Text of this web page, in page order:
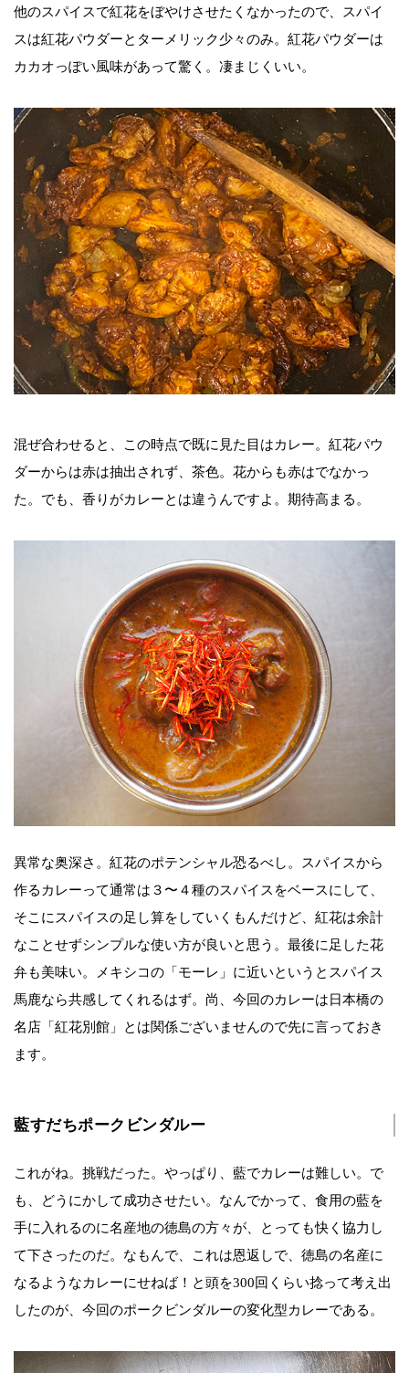
他のスパイスで紅花をぼやけさせたくなかったので、スパイ
スは紅花パウダーとターメリック少々のみ。紅花パウダーは
カカオっぽい風味があって驚く。凄まじくいい。
混ぜ合わせると、この時点で既に見た目はカレー。紅花パウ
ダーからは赤は抽出されず、茶色。花からも赤はでなかっ
た。でも、香りがカレーとは違うんですよ。期待高まる。
異常な奥深さ。紅花のポテンシャル恐るべし。スパイスから
作るカレーって通常は３〜４種のスパイスをベースにして、
そこにスパイスの足し算をしていくもんだけど、紅花は余計
なことせずシンプルな使い方が良いと思う。最後に足した花
弁も美味い。メキシコの「モーレ」に近いというとスパイス
馬鹿なら共感してくれるはず。尚、今回のカレーは日本橋の
名店「紅花別館」とは関係ございませんので先に言っておき
ます。
藍すだちポークビンダルー
これがね。挑戦だった。やっぱり、藍でカレーは難しい。で
も、どうにかして成功させたい。なんでかって、食用の藍を
手に入れるのに名産地の徳島の方々が、とっても快く協力し
て下さったのだ。なもんで、これは恩返しで、徳島の名産に
なるようなカレーにせねば！と頭を300回くらい捻って考え出
したのが、今回のポークビンダルーの変化型カレーである。